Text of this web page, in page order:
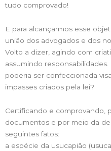
tudo comprovado!
E para alcançarmos esse
união dos advogados e dos
Volto a dizer, agindo com
assumindo
poderia ser confeccionada
impasses criados pela lei?
Certificando e comprovando,
documentos e por meio da
seguintes fatos:
a espécie da usucapião